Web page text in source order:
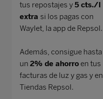
tus repostajes y5 cts./l
extra si los pagas con
Waylet, la app de Repsol.
Además, consigue hasta
un 2% de ahorroen tus
facturas de luz y gas y en
Tiendas Repsol.